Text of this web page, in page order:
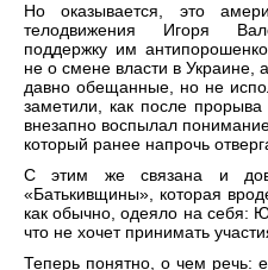
Но оказывается, это
телодвижения Игоря
поддержку им
не о смене власти в Украине,
давно обещанные, но не
заметили, как после
внезапно воспылал
который ранее напрочь
С этим же связана и
«Батькивщины», которая
как обычно, одеяло на себя:
что не хочет принимать
Теперь понятно, о чем речь: